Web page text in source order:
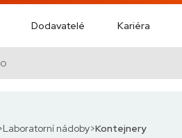
Dodavatelé Kariéra
Laboratorní nádoby Kontejnery